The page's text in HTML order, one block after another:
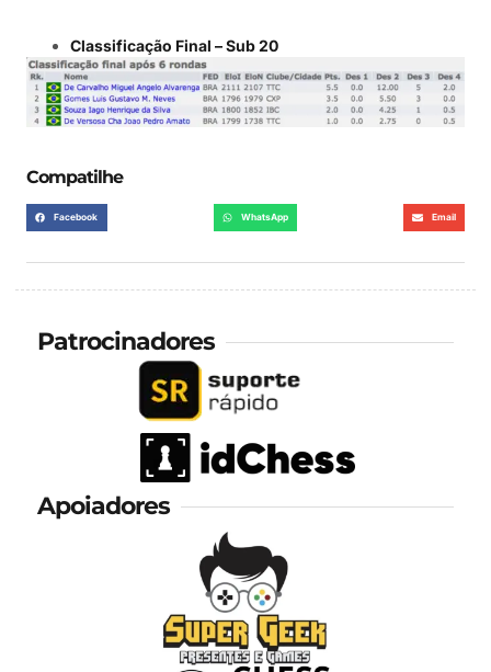
Classificação Final – Sub 20
Compatilhe
Facebook WhatsApp Email
Patrocinadores
Apoiadores